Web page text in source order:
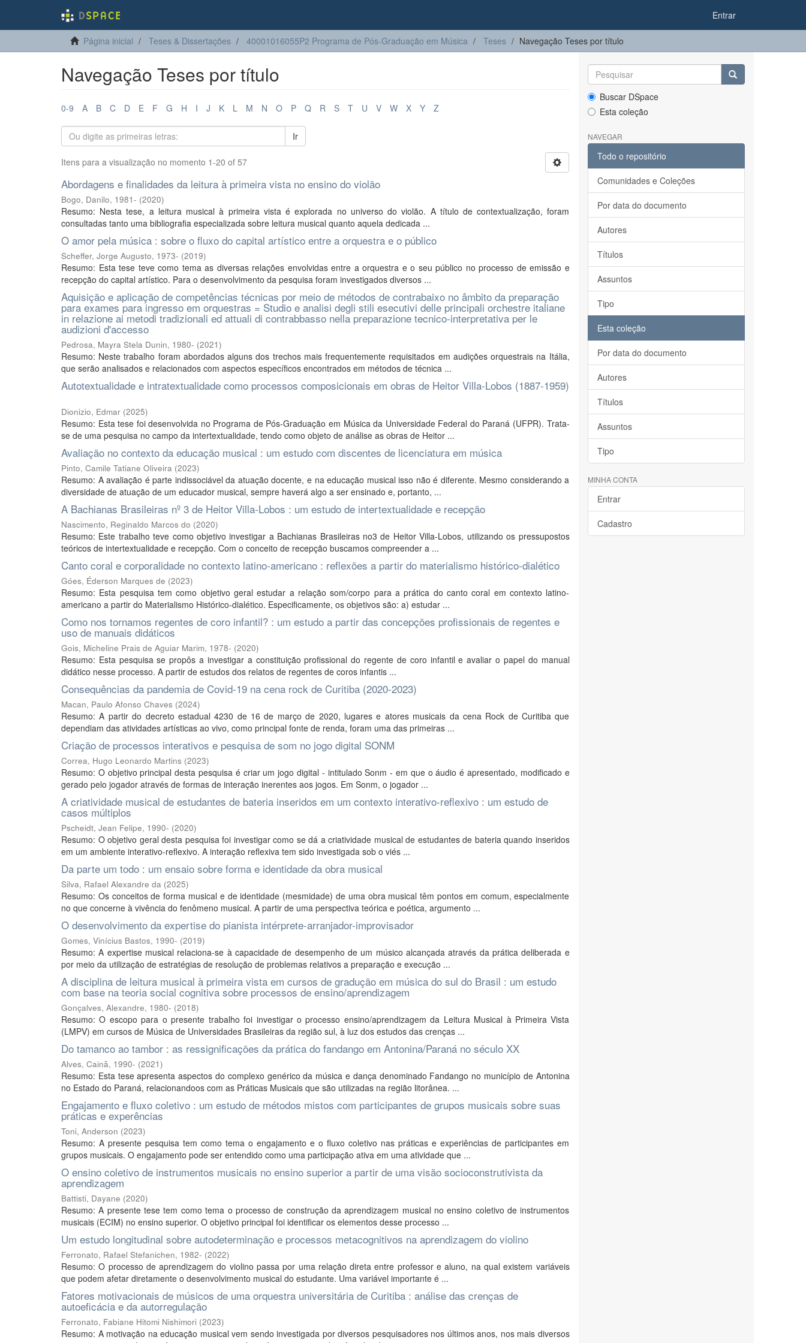
Entrar
Página inicial Teses & Dissertações 40001016055P2 Programa de Pós-Graduação em Música Teses Navegação Teses por título
Navegação Teses por título
0-9 A B C D E F G H I J K L M N O P Q R S T U V W X Y Z
Ir
Itens para a visualização no momento 1-20 of 57
Abordagens e finalidades da leitura à primeira vista no ensino do violão
Bogo, Danilo, 1981- (2020)
Resumo: Nesta tese, a leitura musical à primeira vista é explorada no universo do violão. A título de contextualização, foram
consultadas tanto uma bibliografia especializada sobre leitura musical quanto aquela dedicada ...
O amor pela música : sobre o fluxo do capital artístico entre a orquestra e o público
Scheffer, Jorge Augusto, 1973- (2019)
Resumo: Esta tese teve como tema as diversas relações envolvidas entre a orquestra e o seu público no processo de emissão e
recepção do capital artístico. Para o desenvolvimento da pesquisa foram investigados diversos ...
Aquisição e aplicação de competências técnicas por meio de métodos de contrabaixo no âmbito da preparação
para exames para ingresso em orquestras = Studio e analisi degli stili esecutivi delle principali orchestre italiane
in relazione ai metodi tradizionali ed attuali di contrabbasso nella preparazione tecnico-interpretativa per le
audizioni d'accesso
Pedrosa, Mayra Stela Dunin, 1980- (2021)
Resumo: Neste trabalho foram abordados alguns dos trechos mais frequentemente requisitados em audições orquestrais na Itália,
que serão analisados e relacionados com aspectos específicos encontrados em métodos de técnica ...
Autotextualidade e intratextualidade como processos composicionais em obras de Heitor Villa-Lobos (1887-1959)
Dionizio, Edmar (2025)
Resumo: Esta tese foi desenvolvida no Programa de Pós-Graduação em Música da Universidade Federal do Paraná (UFPR). Trata-
se de uma pesquisa no campo da intertextualidade, tendo como objeto de análise as obras de Heitor ...
Avaliação no contexto da educação musical : um estudo com discentes de licenciatura em música
Pinto, Camile Tatiane Oliveira (2023)
Resumo: A avaliação é parte indissociável da atuação docente, e na educação musical isso não é diferente. Mesmo considerando a
diversidade de atuação de um educador musical, sempre haverá algo a ser ensinado e, portanto, ...
A Bachianas Brasileiras nº 3 de Heitor Villa-Lobos : um estudo de intertextualidade e recepção
Nascimento, Reginaldo Marcos do (2020)
Resumo: Este trabalho teve como objetivo investigar a Bachianas Brasileiras no3 de Heitor Villa-Lobos, utilizando os pressupostos
teóricos de intertextualidade e recepção. Com o conceito de recepção buscamos compreender a ...
Canto coral e corporalidade no contexto latino-americano : reflexões a partir do materialismo histórico-dialético
Góes, Éderson Marques de (2023)
Resumo: Esta pesquisa tem como objetivo geral estudar a relação som/corpo para a prática do canto coral em contexto latino-
americano a partir do Materialismo Histórico-dialético. Especificamente, os objetivos são: a) estudar ...
Como nos tornamos regentes de coro infantil? : um estudo a partir das concepções profissionais de regentes e
uso de manuais didáticos
Gois, Micheline Prais de Aguiar Marim, 1978- (2020)
Resumo: Esta pesquisa se propôs a investigar a constituição profissional do regente de coro infantil e avaliar o papel do manual
didático nesse processo. A partir de estudos dos relatos de regentes de coros infantis ...
Consequências da pandemia de Covid-19 na cena rock de Curitiba (2020-2023)
Macan, Paulo Afonso Chaves (2024)
Resumo: A partir do decreto estadual 4230 de 16 de março de 2020, lugares e atores musicais da cena Rock de Curitiba que
dependiam das atividades artísticas ao vivo, como principal fonte de renda, foram uma das primeiras ...
Criação de processos interativos e pesquisa de som no jogo digital SONM
Correa, Hugo Leonardo Martins (2023)
Resumo: O objetivo principal desta pesquisa é criar um jogo digital - intitulado Sonm - em que o áudio é apresentado, modificado e
gerado pelo jogador através de formas de interação inerentes aos jogos. Em Sonm, o jogador ...
A criatividade musical de estudantes de bateria inseridos em um contexto interativo-reflexivo : um estudo de
casos múltiplos
Pscheidt, Jean Felipe, 1990- (2020)
Resumo: O objetivo geral desta pesquisa foi investigar como se dá a criatividade musical de estudantes de bateria quando inseridos
em um ambiente interativo-reflexivo. A interação reflexiva tem sido investigada sob o viés ...
Da parte um todo : um ensaio sobre forma e identidade da obra musical
Silva, Rafael Alexandre da (2025)
Resumo: Os conceitos de forma musical e de identidade (mesmidade) de uma obra musical têm pontos em comum, especialmente
no que concerne à vivência do fenômeno musical. A partir de uma perspectiva teórica e poética, argumento ...
O desenvolvimento da expertise do pianista intérprete-arranjador-improvisador
Gomes, Vinícius Bastos, 1990- (2019)
Resumo: A expertise musical relaciona-se à capacidade de desempenho de um músico alcançada através da prática deliberada e
por meio da utilização de estratégias de resolução de problemas relativos a preparação e execução ...
A disciplina de leitura musical à primeira vista em cursos de gradução em música do sul do Brasil : um estudo
com base na teoria social cognitiva sobre processos de ensino/aprendizagem
Gonçalves, Alexandre, 1980- (2018)
Resumo: O escopo para o presente trabalho foi investigar o processo ensino/aprendizagem da Leitura Musical à Primeira Vista
(LMPV) em cursos de Música de Universidades Brasileiras da região sul, à luz dos estudos das crenças ...
Do tamanco ao tambor : as ressignificações da prática do fandango em Antonina/Paraná no século XX
Alves, Cainã, 1990- (2021)
Resumo: Esta tese apresenta aspectos do complexo genérico da música e dança denominado Fandango no município de Antonina
no Estado do Paraná, relacionandoos com as Práticas Musicais que são utilizadas na região litorânea. ...
Engajamento e fluxo coletivo : um estudo de métodos mistos com participantes de grupos musicais sobre suas
práticas e experências
Toni, Anderson (2023)
Resumo: A presente pesquisa tem como tema o engajamento e o fluxo coletivo nas práticas e experiências de participantes em
grupos musicais. O engajamento pode ser entendido como uma participação ativa em uma atividade que ...
O ensino coletivo de instrumentos musicais no ensino superior a partir de uma visão socioconstrutivista da
aprendizagem
Battisti, Dayane (2020)
Resumo: A presente tese tem como tema o processo de construção da aprendizagem musical no ensino coletivo de instrumentos
musicais (ECIM) no ensino superior. O objetivo principal foi identificar os elementos desse processo ...
Um estudo longitudinal sobre autodeterminação e processos metacognitivos na aprendizagem do violino
Ferronato, Rafael Stefanichen, 1982- (2022)
Resumo: O processo de aprendizagem do violino passa por uma relação direta entre professor e aluno, na qual existem variáveis
que podem afetar diretamente o desenvolvimento musical do estudante. Uma variável importante é ...
Fatores motivacionais de músicos de uma orquestra universitária de Curitiba : análise das crenças de
autoeficácia e da autorregulação
Ferronato, Fabiane Hitomi Nishimori (2023)
Resumo: A motivação na educação musical vem sendo investigada por diversos pesquisadores nos últimos anos, nos mais diversos
Buscar DSpace
Esta coleção
NAVEGAR
Todo o repositório
Comunidades e Coleções
Por data do documento
Autores
Títulos
Assuntos
Tipo
Esta coleção
Por data do documento
Autores
Títulos
Assuntos
Tipo
MINHA CONTA
Entrar
Cadastro